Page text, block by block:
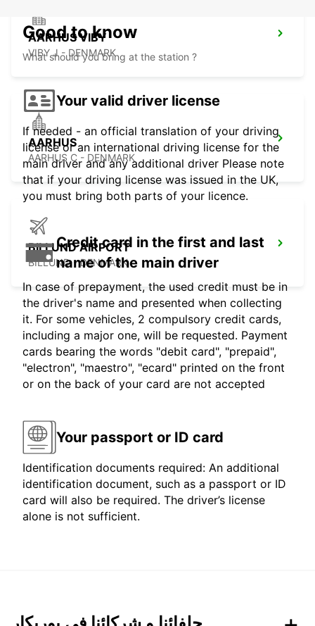
AARHUS VIBY
VIBY J - DENMARK
AARHUS
AARHUS C - DENMARK
BILLUND AIRPORT
BILLUND - DENMARK
Good to know
What should you bring at the station ?
Your valid driver license
If needed - an official translation of your driving
license or an international driving license for the
main driver and any additional driver Please note
that if your driving license was issued in the UK,
you must bring both parts of your licence.
Credit card in the first and last
name of the main driver
In case of prepayment, the used credit must be in
the driver's name and presented when collecting
it. For some vehicles, 2 compulsory credit cards,
including a major one, will be requested. Payment
cards bearing the words "debit card", "prepaid",
"electron", "maestro", "ecard" printed on the front
or on the back of your card are not accepted
Your passport or ID card
Identification documents required: An additional
identification document, such as a passport or ID
card will also be required. The driver’s license
alone is not sufficient.